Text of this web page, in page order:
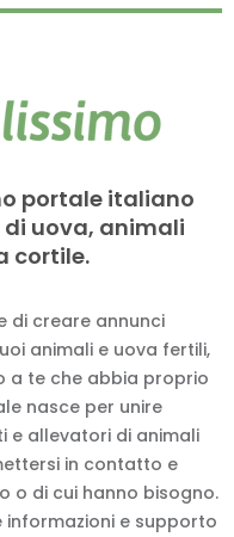
portale italiano
uova, animali
cortile.
di creare annunci
animali e uova fertili,
a te che abbia proprio
nasce per unire
e allevatori di animali
in contatto e
o di cui hanno bisogno.
informazioni e supporto